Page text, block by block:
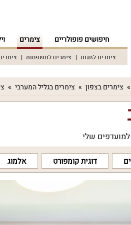
חיפושים פופולריים צימרים
צימרים לזוגות צימרים למשפחות
צימרים בצפון צימרים בגליל המערבי
שלי
דוגית קומפורט אלמוג